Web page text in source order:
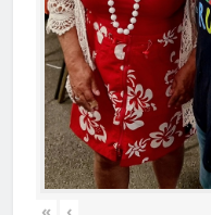
« ‹